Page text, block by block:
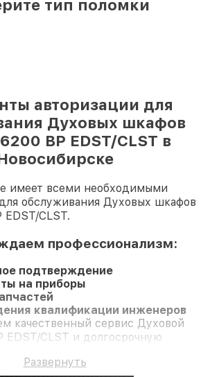
тип поломки
авторизации для
Духовых шкафов
BP EDST/CLST в
имеет всеми необходимыми
обслуживания Духовых шкафов
CLST.
профессионализм:
подтверждение
на приборы
квалификации инженеров
качественный сервис Духовой
EDST/CLST и долгосрочную
Развернуть